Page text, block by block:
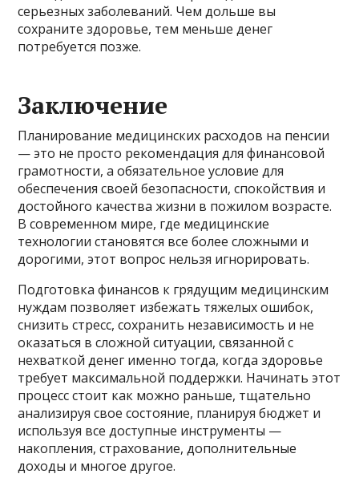
серьезных заболеваний. Чем дольше вы
сохраните здоровье, тем меньше денег
потребуется позже.
Заключение
Планирование медицинских расходов на пенсии
— это не просто рекомендация для финансовой
грамотности, а обязательное условие для
обеспечения своей безопасности, спокойствия и
достойного качества жизни в пожилом возрасте.
В современном мире, где медицинские
технологии становятся все более сложными и
дорогими, этот вопрос нельзя игнорировать.
Подготовка финансов к грядущим медицинским
нуждам позволяет избежать тяжелых ошибок,
снизить стресс, сохранить независимость и не
оказаться в сложной ситуации, связанной с
нехваткой денег именно тогда, когда здоровье
требует максимальной поддержки. Начинать этот
процесс стоит как можно раньше, тщательно
анализируя свое состояние, планируя бюджет и
используя все доступные инструменты —
накопления, страхование, дополнительные
доходы и многое другое.